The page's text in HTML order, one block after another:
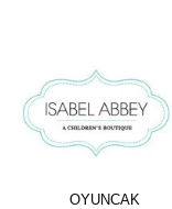
OYUNCAK